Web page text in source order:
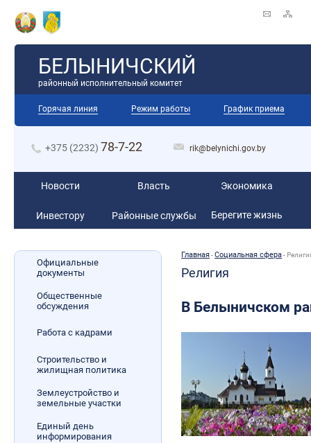
БЕЛЫНИЧСКИЙ
районный исполнительный комитет
Горячая линия Режим работы График приема
+375 (2232) 78-7-22 rik@belynichi.gov.by
Новости Власть Экономика
Инвестору Районные службы Берегите жизнь
Официальные
документы
Общественные
обсуждения
Работа с кадрами
Строительство и
жилищная политика
Землеустройство и
земельные участки
Единый день
информирования
Главная-Социальная сфера-
Религия
В Белыничском